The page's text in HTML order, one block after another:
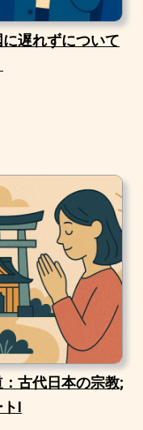
遅れずについて
古代日本の宗教;
I